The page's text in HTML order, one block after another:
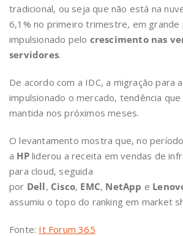
tradicional, ou seja que não está na
6,1% no primeiro trimestre, em grande
impulsionado pelo crescimento nas
servidores.
De acordo com a IDC, a migração para
impulsionado o mercado, tendência
mantida nos próximos meses.
O levantamento mostra que, no
a HPliderou a receita em vendas de
para cloud, seguida
por Dell, Cisco, EMC, NetApp e
assumiu o topo do ranking em market
Fonte: It Forum 365